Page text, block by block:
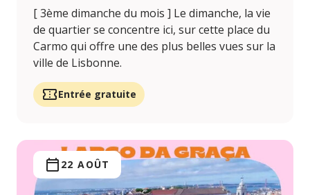
[ 3ème dimanche du mois ] Le dimanche, la vie
de quartier se concentre ici, sur cette place du
Carmo qui offre une des plus belles vues sur la
ville de Lisbonne.
Entrée gratuite
22 AOÛT